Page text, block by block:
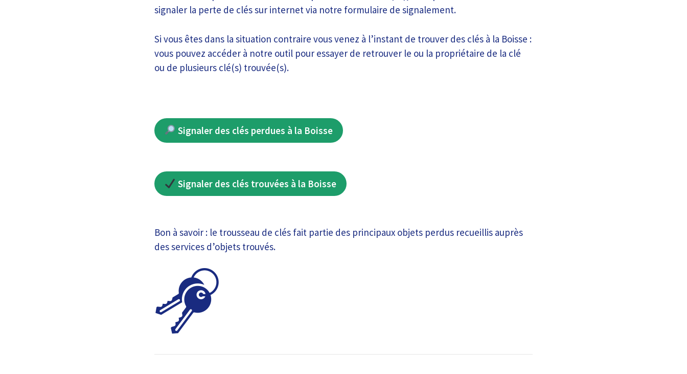
signaler la perte de clés sur internet via notre formulaire de signalement.
Si vous êtes dans la situation contraire vous venez à l’instant de trouver des clés à la Boisse :
vous pouvez accéder à notre outil pour essayer de retrouver le ou la propriétaire de la clé
ou de plusieurs clé(s) trouvée(s).
Signaler des clés perdues à la Boisse
Signaler des clés trouvées à la Boisse
Bon à savoir : le trousseau de clés fait partie des principaux objets perdus recueillis auprès
des services d’objets trouvés.